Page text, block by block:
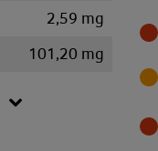
2,59 mg
101,20 mg